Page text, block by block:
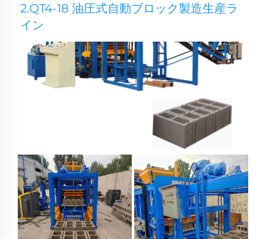
2.QT4-18 油圧式自動ブロック製造生産ラ
イン